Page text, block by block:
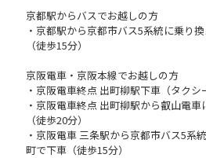
京都駅からバスでお越しの方
・京都駅から京都市バス5系統に乗り
（徒歩15分）
京阪電車・京阪本線でお越しの方
・京阪電車終点 出町柳駅下車（タクシ
・京阪電車終点 出町柳駅から叡山電
（徒歩20分）
・京阪電車 三条駅から京都市バス5系
町で下車（徒歩15分）